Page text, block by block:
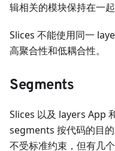
辑相关的模块保持在一
Slices 不能使用同一
高聚合性和低耦合性。
Segments
Slices 以及 layers App
segments 按代码的目
不受标准约束，但有几